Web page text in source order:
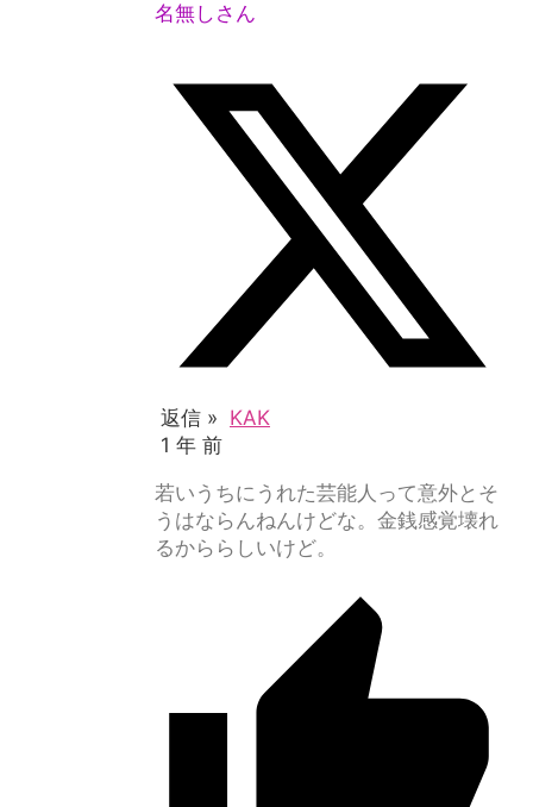
名無しさん
返信 » KAK
1 年 前
若いうちにうれた芸能人って意外とそ
うはならんねんけどな。金銭感覚壊れ
るかららしいけど。